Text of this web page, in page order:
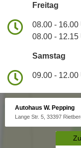
Freitag
08.00 - 16.00
08.00 - 12.15
Samstag
09.00 - 12.00
Autohaus W. Pepping
Lange Str. 5, 33397